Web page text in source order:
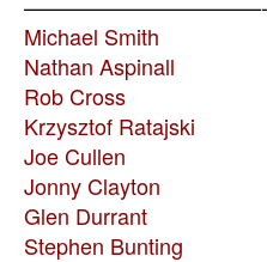
Michael Smith
Nathan Aspinall
Rob Cross
Krzysztof Ratajski
Joe Cullen
Jonny Clayton
Glen Durrant
Stephen Bunting